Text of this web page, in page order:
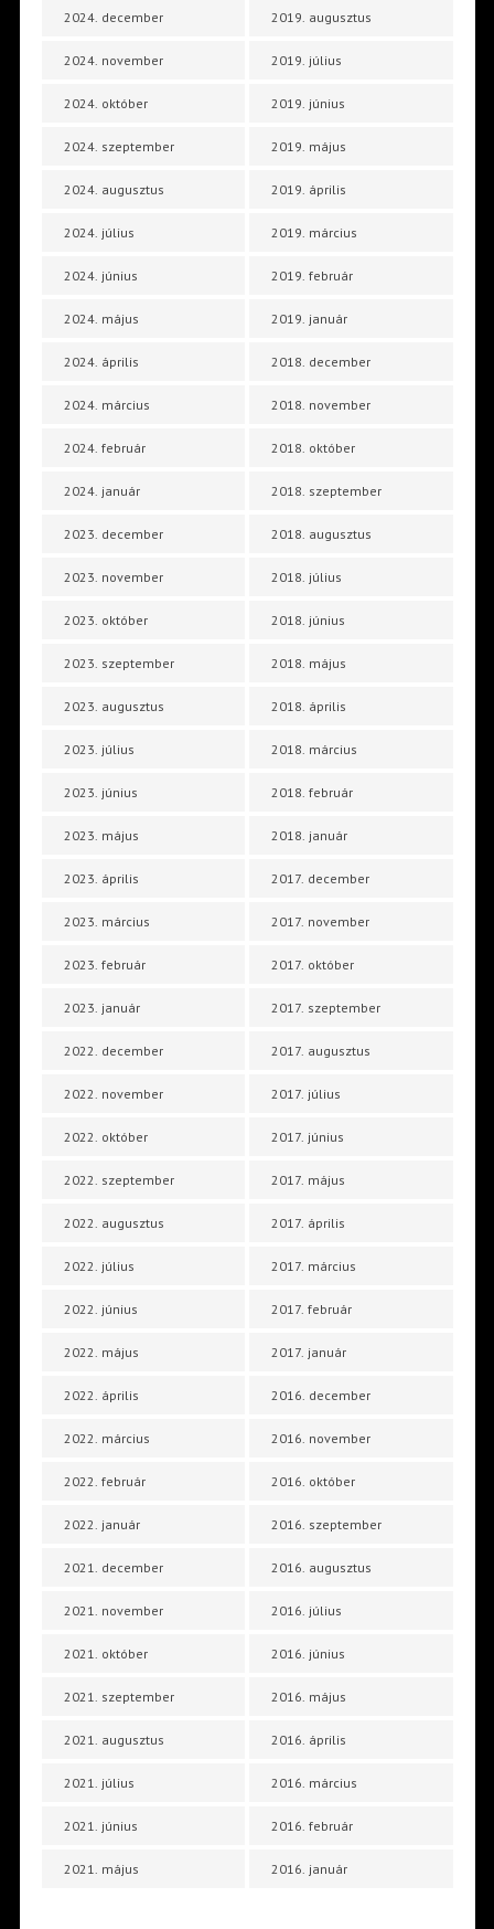
2024. december
2024. november
2024. október
2024. szeptember
2024. augusztus
2024. július
2024. június
2024. május
2024. április
2024. március
2024. február
2024. január
2023. december
2023. november
2023. október
2023. szeptember
2023. augusztus
2023. július
2023. június
2023. május
2023. április
2023. március
2023. február
2023. január
2022. december
2022. november
2022. október
2022. szeptember
2022. augusztus
2022. július
2022. június
2022. május
2022. április
2022. március
2022. február
2022. január
2021. december
2021. november
2021. október
2021. szeptember
2021. augusztus
2021. július
2021. június
2021. május
2019. augusztus
2019. július
2019. június
2019. május
2019. április
2019. március
2019. február
2019. január
2018. december
2018. november
2018. október
2018. szeptember
2018. augusztus
2018. július
2018. június
2018. május
2018. április
2018. március
2018. február
2018. január
2017. december
2017. november
2017. október
2017. szeptember
2017. augusztus
2017. július
2017. június
2017. május
2017. április
2017. március
2017. február
2017. január
2016. december
2016. november
2016. október
2016. szeptember
2016. augusztus
2016. július
2016. június
2016. május
2016. április
2016. március
2016. február
2016. január